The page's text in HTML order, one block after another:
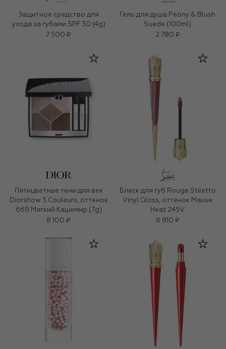
Защитное средство для
ухода за губами SPF 30 (4g)
7 500 ₽
Гель для душа Peony & Blush
Suede (100ml)
2 780 ₽
Пятицветные тени для век
Diorshow 5 Couleurs, оттенок
669 Мягкий Кашемир (7g)
8 100 ₽
Блеск для губ Rouge Stiletto
Vinyl Gloss, оттенок Mauve
Heat 245V
6 810 ₽